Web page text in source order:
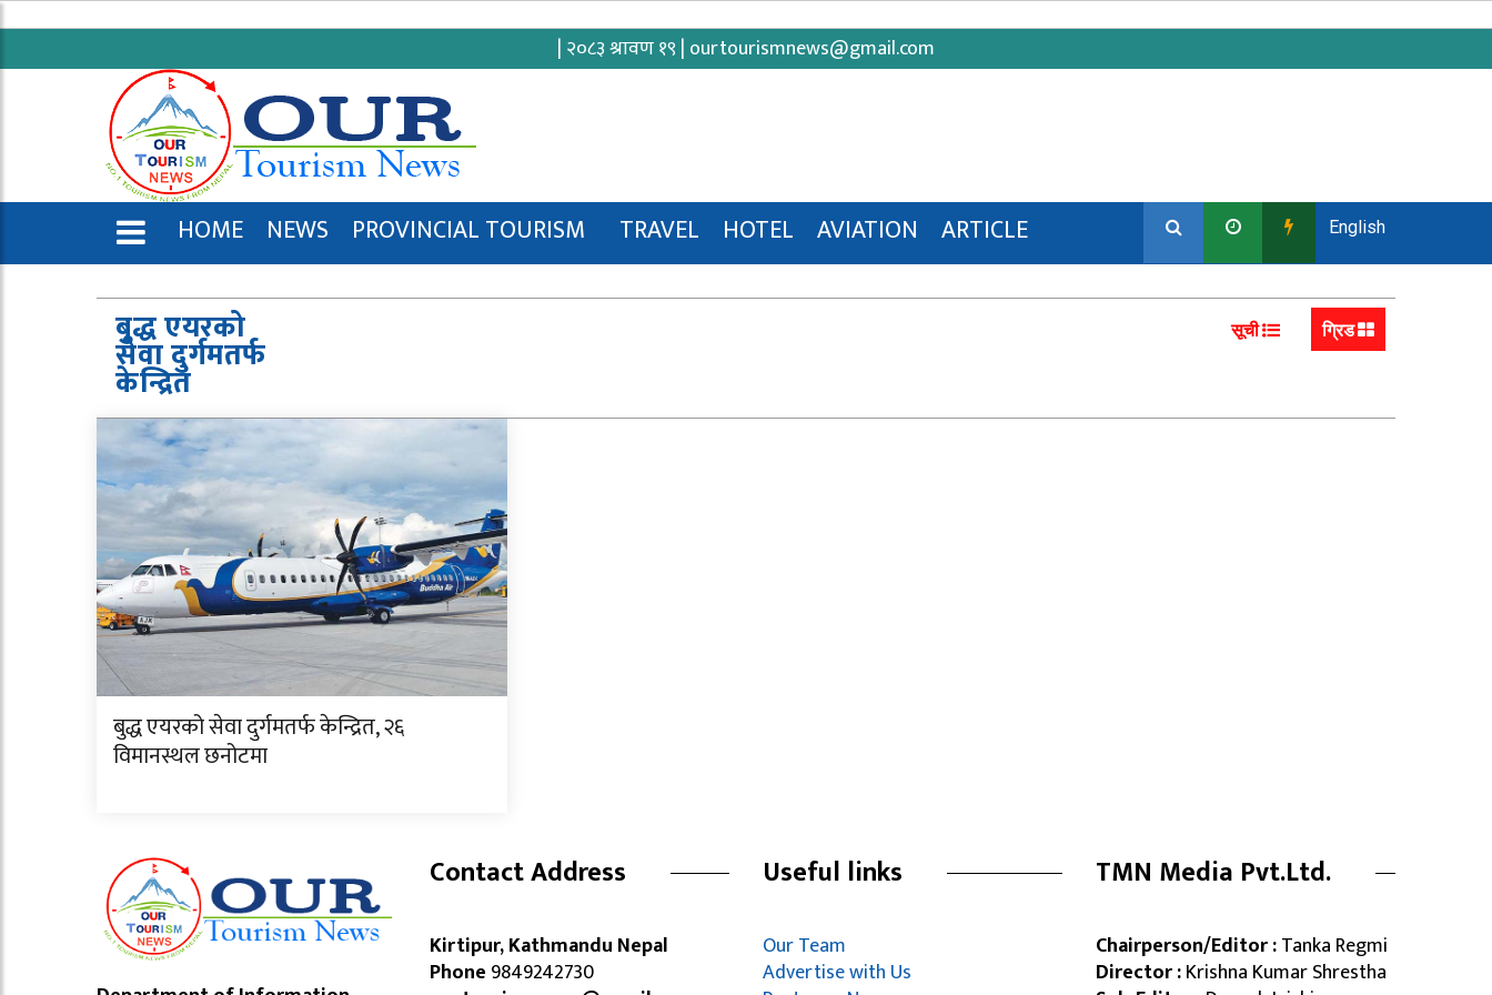
| २०८३ श्रावण १९ | ourtourismnews@gmail.com
HOME NEWS PROVINCIAL TOURISM TRAVEL HOTEL AVIATION
ARTICLE
ENGLISH
English
बुद्ध एयरको
सेवा दुर्गमतर्फ
केन्द्रित
सूची ग्रिड
बुद्ध एयरको सेवा दुर्गमतर्फ केन्द्रित, २६
विमानस्थल छनोटमा
Contact Address
Kirtipur, Kathmandu Nepal
Phone 9849242730
Useful links
Our Team
Advertise with Us
TMN Media Pvt.Ltd.
Chairperson/Editor :Tanka Regmi
Director :Krishna Kumar Shrestha